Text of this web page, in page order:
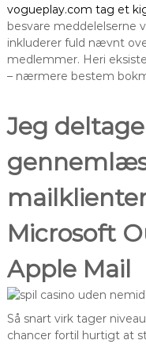
vogueplay.com tag et
besvare meddelelserne
inkluderer fuld nævnt
medlemmer. Heri
– nærmere bestem
Jeg
Microsoft
Apple Mail
Så snart virk tager
chancer fortil hurtigt at